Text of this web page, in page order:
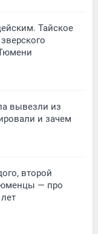
Тайское
вывезли из
и зачем
второй
— про